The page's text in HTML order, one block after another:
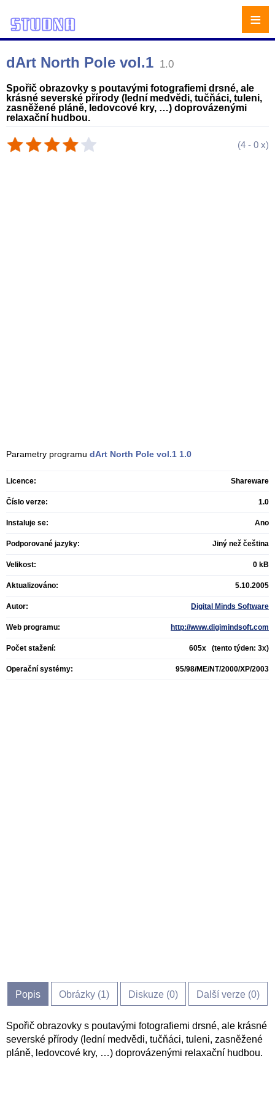
dArt North Pole vol.1 1.0
Spořič obrazovky s poutavými fotografiemi drsné, ale
krásné severské přírody (lední medvědi, tučňáci, tuleni,
zasněžené pláně, ledovcové kry, …) doprovázenými
relaxační hudbou.
(4 - 0 x)
Parametry programu dArt North Pole vol.1 1.0
Licence: Shareware
Číslo verze: 1.0
Instaluje se: Ano
Podporované jazyky: Jiný než čeština
Velikost: 0 kB
Aktualizováno: 5.10.2005
Autor: Digital Minds Software
Web programu: http://www.digimindsoft.com
Počet stažení: 605x (tento týden: 3x)
Operační systémy: 95/98/ME/NT/2000/XP/2003
Popis Obrázky (1) Diskuze (0) Další verze (0)
Spořič obrazovky s poutavými fotografiemi drsné, ale krásné
severské přírody (lední medvědi, tučňáci, tuleni, zasněžené
pláně, ledovcové kry, …) doprovázenými relaxační hudbou.
≡